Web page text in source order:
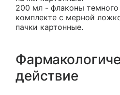
200 мл - флаконы темного
комплекте с мерной
пачки картонные.
действие